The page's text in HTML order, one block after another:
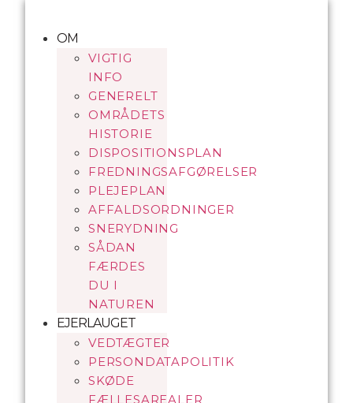
OM
VIGTIG
INFO
GENERELT
OMRÅDETS
HISTORIE
DISPOSITIONSPLAN
FREDNINGSAFGØRELSER
PLEJEPLAN
AFFALDSORDNINGER
SNERYDNING
SÅDAN
FÆRDES
DU I
NATUREN
EJERLAUGET
VEDTÆGTER
PERSONDATAPOLITIK
SKØDE
FÆLLESAREALER